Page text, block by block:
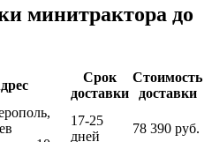
минитрактора до
Срок
доставки
Стоимость
доставки
17-25
дней
78 390 руб.